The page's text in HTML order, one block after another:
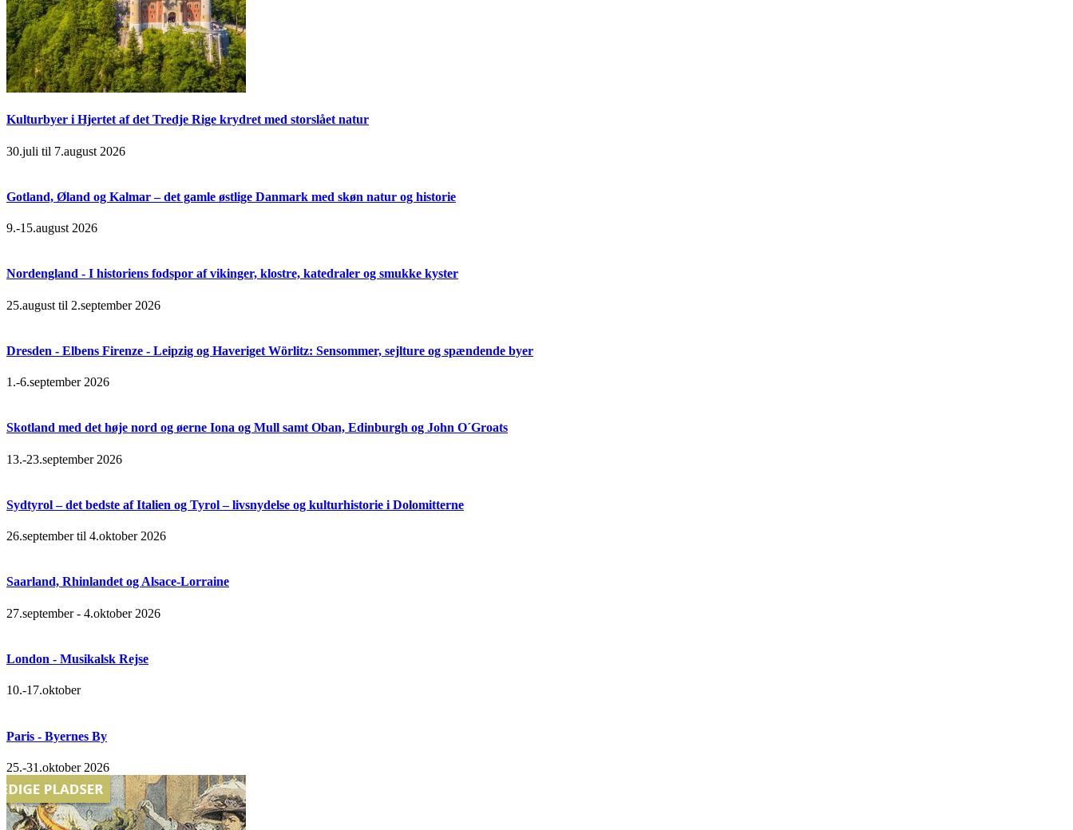
Kulturbyer i Hjertet af det Tredje Rige krydret med storslået natur
30.juli til 7.august 2026
Gotland, Øland og Kalmar – det gamle østlige Danmark med skøn natur og historie
9.-15.august 2026
Nordengland - I historiens fodspor af vikinger, klostre, katedraler og smukke kyster
25.august til 2.september 2026
Dresden - Elbens Firenze - Leipzig og Haveriget Wörlitz: Sensommer, sejlture og spændende byer
1.-6.september 2026
Skotland med det høje nord og øerne Iona og Mull samt Oban, Edinburgh og John O´Groats
13.-23.september 2026
Sydtyrol – det bedste af Italien og Tyrol – livsnydelse og kulturhistorie i Dolomitterne
26.september til 4.oktober 2026
Saarland, Rhinlandet og Alsace-Lorraine
27.september - 4.oktober 2026
London - Musikalsk Rejse
10.-17.oktober
Paris - Byernes By
25.-31.oktober 2026